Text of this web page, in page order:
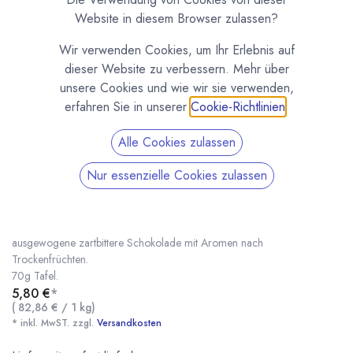
Caraibe 66 % - Grand Crus Tafel von Valrhona
ausgewogene zartbittere Schokolade mit Aromen nach
Trockenfrüchten.
70g Tafel.
5,80 €*
( 82,86 € / 1 kg)
* inkl. MwST. zzgl. Versandkosten
Website in diesem Browser zulassen?
Wir verwenden Cookies, um Ihr Erlebnis auf
dieser Website zu verbessern. Mehr über
unsere Cookies und wie wir sie verwenden,
erfahren Sie in unserer Cookie-Richtlinien
Alle Cookies zulassen
Nur essenzielle Cookies zulassen